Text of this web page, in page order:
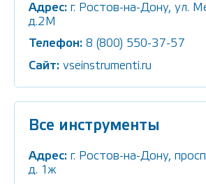
Адрес: г. Ростов-на-Дону, ул.
д.2М
Телефон: 8 (800) 550-37-57
Сайт: vseinstrumenti.ru
Все инструменты
Адрес: г. Ростов-на-Дону,
д. 1ж